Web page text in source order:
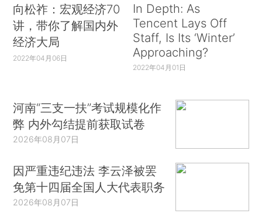
向松祚：宏观经济70
讲，带你了解国内外
经济大局
2022年04月06日
In Depth: As
Tencent Lays Off
Staff, Is Its ‘Winter’
Approaching?
2022年04月01日
河南“三支一扶”考试规模化作
弊 内外勾结提前获取试卷
2026年08月07日
因严重违纪违法 李云泽被罢
免第十四届全国人大代表职务
2026年08月07日